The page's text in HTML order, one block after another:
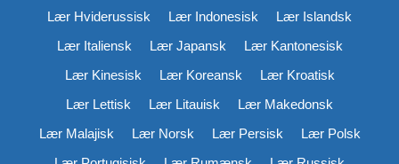
Lær Hviderussisk
Lær Indonesisk
Lær Islandsk
Lær Italiensk
Lær Japansk
Lær Kantonesisk
Lær Kinesisk
Lær Koreansk
Lær Kroatisk
Lær Lettisk
Lær Litauisk
Lær Makedonsk
Lær Malajisk
Lær Norsk Lær Persisk
Lær Polsk